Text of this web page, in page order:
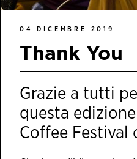
04 DICEMBRE 2019
Thank You
Grazie a tutti
questa
Coffee Festival